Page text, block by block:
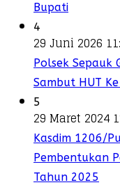
Bupati
4
29 Juni 2026
Polsek Sepauk
Sambut HUT
5
29 Maret 2024
Kasdim 1206/
Pembentukan
Tahun 2025